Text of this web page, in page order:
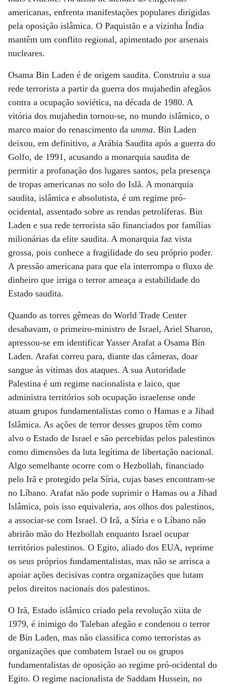
americanas, enfrenta manifestações populares dirigidas
pela oposição islâmica. O Paquistão e a vizinha Índia
mantêm um conflito regional, apimentado por arsenais
nucleares.
Osama Bin Laden é de origem saudita. Construiu a sua
rede terrorista a partir da guerra dos mujahedin afegãos
contra a ocupação soviética, na década de 1980. A
vitória dos mujahedin tornou-se, no mundo islâmico, o
marco maior do renascimento da umma. Bin Laden
deixou, em definitivo, a Arábia Saudita após a guerra do
Golfo, de 1991, acusando a monarquia saudita de
permitir a profanação dos lugares santos, pela presença
de tropas americanas no solo do Islã. A monarquia
saudita, islâmica e absolutista, é um regime pró-
ocidental, assentado sobre as rendas petrolíferas. Bin
Laden e sua rede terrorista são financiados por famílias
milionárias da elite saudita. A monarquia faz vista
grossa, pois conhece a fragilidade do seu próprio poder.
A pressão americana para que ela interrompa o fluxo de
dinheiro que irriga o terror ameaça a estabilidade do
Estado saudita.
Quando as torres gêmeas do World Trade Center
desabavam, o primeiro-ministro de Israel, Ariel Sharon,
apressou-se em identificar Yasser Arafat a Osama Bin
Laden. Arafat correu para, diante das câmeras, doar
sangue às vitimas dos ataques. A sua Autoridade
Palestina é um regime nacionalista e laico, que
administra territórios sob ocupação israelense onde
atuam grupos fundamentalistas como o Hamas e a Jihad
Islâmica. As ações de terror desses grupos têm como
alvo o Estado de Israel e são percebidas pelos palestinos
como dimensões da luta legítima de libertação nacional.
Algo semelhante ocorre com o Hezbollah, financiado
pelo Irã e protegido pela Síria, cujas bases encontram-se
no Líbano. Arafat não pode suprimir o Hamas ou a Jihad
Islâmica, pois isso equivaleria, aos olhos dos palestinos,
a associar-se com Israel. O Irã, a Síria e o Líbano não
abrirão mão do Hezbollah enquanto Israel ocupar
territórios palestinos. O Egito, aliado dos EUA, reprime
os seus próprios fundamentalistas, mas não se arrisca a
apoiar ações decisivas contra organizações que lutam
pelos direitos nacionais dos palestinos.
O Irã, Estado islâmico criado pela revolução xiita de
1979, é inimigo do Taleban afegão e condenou o terror
de Bin Laden, mas não classifica como terroristas as
organizações que combatem Israel ou os grupos
fundamentalistas de oposição ao regime pró-ocidental do
Egito. O regime nacionalista de Saddam Hussein, no